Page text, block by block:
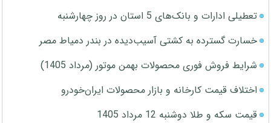
تعطیلی ادارات و بانک‌های 5 استان در روز چهارشنبه
خسارت گسترده به کشتی آسیب‌دیده در بندر دمیاط مصر
شرایط فروش فوری محصولات بهمن موتور (مرداد 1405)
اختلاف قیمت کارخانه و بازار محصولات ایران‌خودرو
قیمت سکه و طلا دوشنبه 12 مرداد 1405